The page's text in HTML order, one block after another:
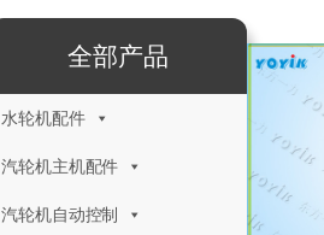
全部产品
水轮机配件
汽轮机主机配件
汽轮机自动控制